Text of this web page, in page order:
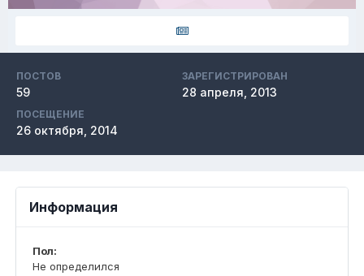
ПОСТОВ
59
ЗАРЕГИСТРИРОВАН
28 апреля, 2013
ПОСЕЩЕНИЕ
26 октября, 2014
Информация
Пол:
Не определился